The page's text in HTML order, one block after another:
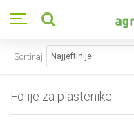
Folije za plastenike
Sortiraj